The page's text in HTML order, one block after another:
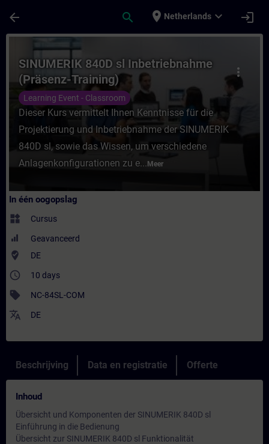
arrow_back search place Netherlands expand_more login
Cursus - SINUMERIK 840D sl
more_vert
SINUMERIK 840D sl Inbetriebnahme
(Präsenz-Training)
Learning Event - Classroom
Dieser Kurs vermittelt Ihnen Kenntnisse für die
Projektierung und Inbetriebnahme der SINUMERIK
840D sl, sowie das Wissen, um verschiedene
Anlagenkonfigurationen zu e... Meer
In één oogopslag
widgets Cursus
Geavanceerd
where_to_vote DE
access_time 10 days
sell NC-84SL-COM
translate DE
Beschrijving Data en registratie Offerte
Inhoud
Übersicht und Komponenten der SINUMERIK 840D sl
Einführung in die Bedienung
Übersicht zur SINUMERIK 840D sl Funktionalität